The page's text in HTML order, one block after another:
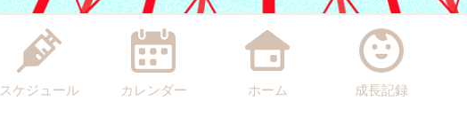
スケジュール カレンダー ホーム 成長記録